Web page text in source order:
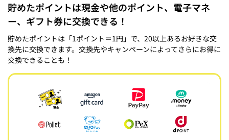
貯めたポイントは現金や他のポイント、電子マネ
ー、ギフト券に交換できる！
貯めたポイントは「1ポイント＝1円」で、20以上あるお好きな交
換先に交換できます。交換先やキャンペーンによってさらにお得に
交換できることも！